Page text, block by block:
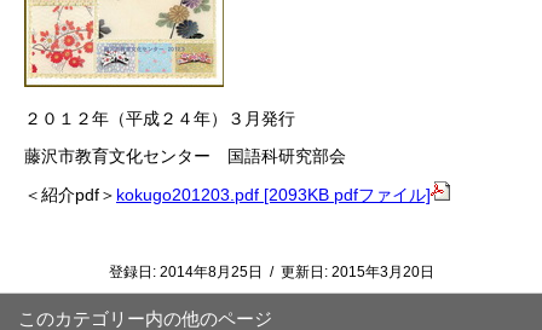
２０１２年（平成２４年）３月発行
藤沢市教育文化センター 国語科研究部会
＜紹介pdf＞ kokugo201203.pdf [2093KB pdfファイル]
登録日: 2014年8月25日 / 更新日: 2015年3月20日
このカテゴリー内の他のページ